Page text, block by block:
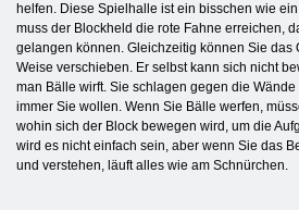
helfen. Diese Spielhalle ist ein bisschen wie
muss der Blockheld die rote Fahne erreichen,
gelangen können. Gleichzeitig können Sie das
Weise verschieben. Er selbst kann sich nicht
man Bälle wirft. Sie schlagen gegen die
immer Sie wollen. Wenn Sie Bälle werfen,
wohin sich der Block bewegen wird, um die
wird es nicht einfach sein, aber wenn Sie das
und verstehen, läuft alles wie am Schnürchen.